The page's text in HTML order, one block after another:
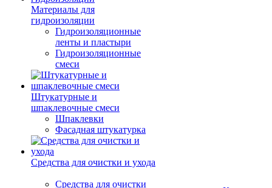
Материалы для
гидроизоляции
Гидроизоляционные
ленты и пластыри
Гидроизоляционные
смеси
Штукатурные и
шпаклевочные смеси
Шпаклевки
Фасадная штукатурка
Средства для очистки и ухода
Средства для очистки